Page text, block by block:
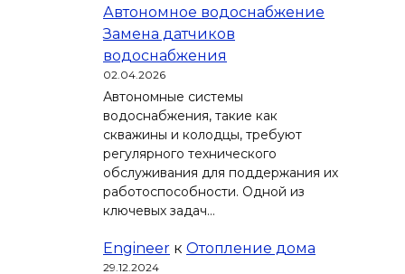
Автономное водоснабжение
Замена датчиков
водоснабжения
02.04.2026
Автономные системы
водоснабжения, такие как
скважины и колодцы, требуют
регулярного технического
обслуживания для поддержания их
работоспособности. Одной из
ключевых задач…
Engineer к Отопление дома
29.12.2024